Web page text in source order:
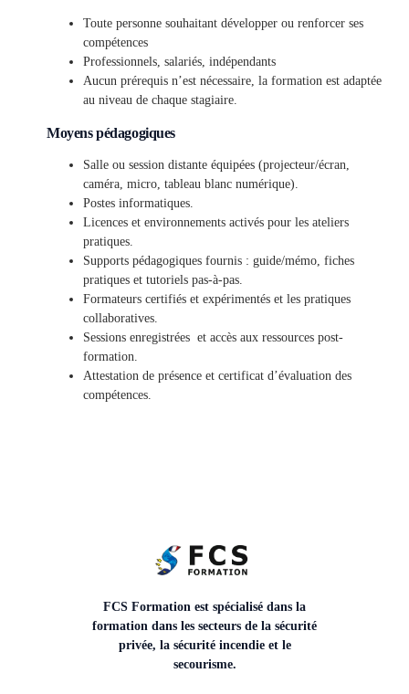
Toute personne souhaitant développer ou renforcer ses
compétences
Professionnels, salariés, indépendants
Aucun prérequis n’est nécessaire, la formation est adaptée
au niveau de chaque stagiaire.
Moyens pédagogiques
Salle ou session distante équipées (projecteur/écran,
caméra, micro, tableau blanc numérique).
Postes informatiques.
Licences et environnements activés pour les ateliers
pratiques.
Supports pédagogiques fournis : guide/mémo, fiches
pratiques et tutoriels pas-à-pas.
Formateurs certifiés et expérimentés et les pratiques
collaboratives.
Sessions enregistrées et accès aux ressources post-
formation.
Attestation de présence et certificat d’évaluation des
compétences.
FCS Formation est spécialisé dans la
formation dans les secteurs de la sécurité
privée, la sécurité incendie et le
secourisme.